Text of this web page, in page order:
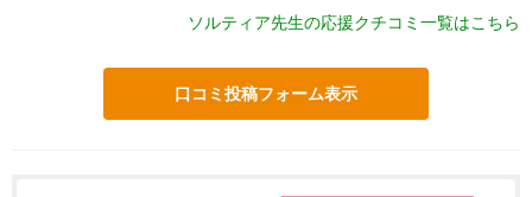
ソルティア先生の応援クチコミ一覧はこちら
口コミ投稿フォーム表示